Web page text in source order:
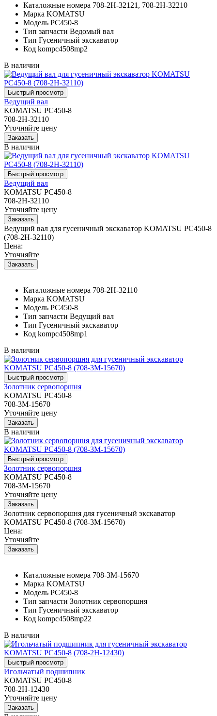
Каталожные номера 708-2H-32121, 708-2H-32210
Марка KOMATSU
Модель PC450-8
Тип запчасти Ведомый вал
Тип Гусеничный экскаватор
Код kompc4508mp2
В наличии
Ведущий вал
KOMATSU PC450-8
708-2H-32110
Уточняйте цену
В наличии
Ведущий вал
KOMATSU PC450-8
708-2H-32110
Уточняйте цену
Ведущий вал для гусеничный экскаватор KOMATSU PC450-8
(708-2H-32110)
Цена:
Уточняйте
Каталожные номера 708-2H-32110
Марка KOMATSU
Модель PC450-8
Тип запчасти Ведущий вал
Тип Гусеничный экскаватор
Код kompc4508mp1
В наличии
Золотник сервопоршня
KOMATSU PC450-8
708-3M-15670
Уточняйте цену
В наличии
Золотник сервопоршня
KOMATSU PC450-8
708-3M-15670
Уточняйте цену
Золотник сервопоршня для гусеничный экскаватор
KOMATSU PC450-8 (708-3M-15670)
Цена:
Уточняйте
Каталожные номера 708-3M-15670
Марка KOMATSU
Модель PC450-8
Тип запчасти Золотник сервопоршня
Тип Гусеничный экскаватор
Код kompc4508mp22
В наличии
Игольчатый подшипник
KOMATSU PC450-8
708-2H-12430
Уточняйте цену